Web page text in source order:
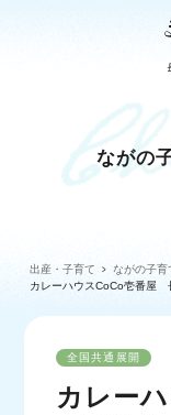
ながの
出産・子育て
ながの子育
カレーハウスCoCo壱番屋
全国共通展開
カレー